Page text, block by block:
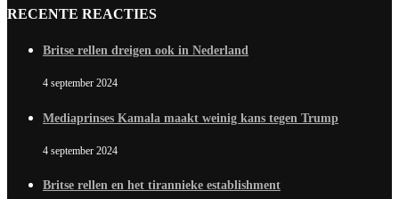
RECENTE REACTIES
Britse rellen dreigen ook in Nederland
4 september 2024
Mediaprinses Kamala maakt weinig kans tegen Trump
4 september 2024
Britse rellen en het tirannieke establishment